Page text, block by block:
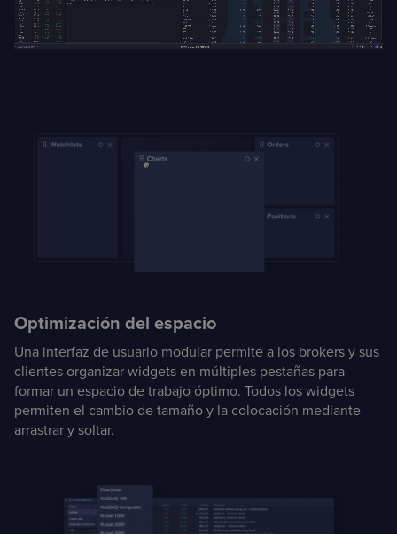
Optimización del espacio
Una interfaz de usuario modular permite a los brokers y sus
clientes organizar widgets en múltiples pestañas para
formar un espacio de trabajo óptimo. Todos los widgets
permiten el cambio de tamaño y la colocación mediante
arrastrar y soltar.